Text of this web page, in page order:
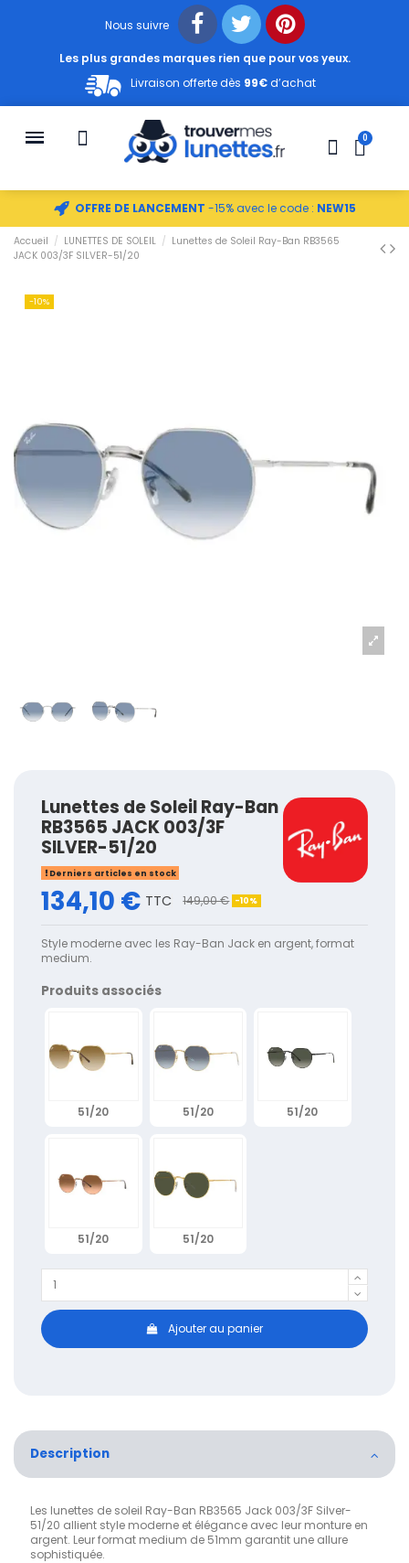
Nous suivre
Les plus grandes marques rien que pour vos yeux.
Livraison offerte dès 99€d’achat
OFFRE DE LANCEMENT -15% avec le code : NEW15
Accueil LUNETTES DE SOLEIL
Lunettes de Soleil Ray-Ban RB3565
JACK 003/3F SILVER-51/20
-10%
Lunettes de Soleil Ray-Ban
RB3565 JACK 003/3F
SILVER-51/20
Derniers articles en stock
134,10 € TTC 149,00 € -10%
Style moderne avec les Ray-Ban Jack en argent, format
medium.
Produits associés
51/20 51/20 51/20
51/20 51/20
Ajouter au panier
Description
Les lunettes de soleil Ray-Ban RB3565 Jack 003/3F Silver-
51/20 allient style moderne et élégance avec leur monture en
argent. Leur format medium de 51mm garantit une allure
sophistiquée.